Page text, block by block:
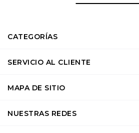
CATEGORÍAS
SERVICIO AL CLIENTE
MAPA DE SITIO
NUESTRAS REDES